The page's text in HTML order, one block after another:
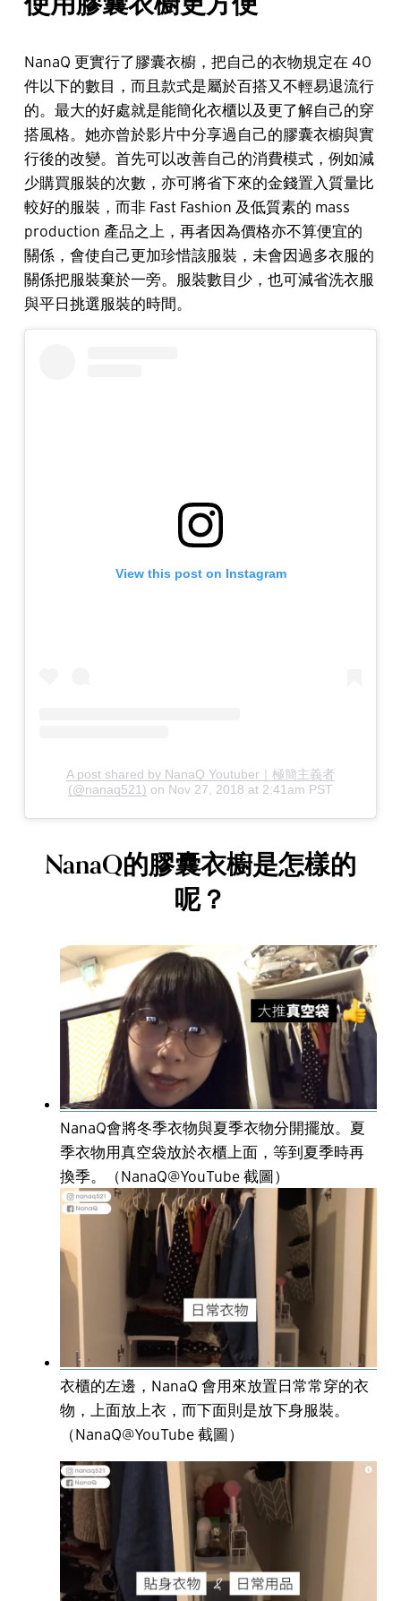
NanaQ 更實行了膠囊衣櫥，把自己的衣物規定在 40
件以下的數目，而且款式是屬於百搭又不輕易退流行
的。最大的好處就是能簡化衣櫃以及更了解自己的穿
搭風格。她亦曾於影片中分享過自己的膠囊衣櫥與實
行後的改變。首先可以改善自己的消費模式，例如減
少購買服裝的次數，亦可將省下來的金錢置入質量比
較好的服裝，而非 Fast Fashion 及低質素的 mass
production 產品之上，再者因為價格亦不算便宜的
關係，會使自己更加珍惜該服裝，未會因過多衣服的
關係把服裝棄於一旁。服裝數目少，也可減省洗衣服
與平日挑選服裝的時間。
View this post on Instagram
A post shared by NanaQ Youtuber｜極簡主義者
(@nanaq521) on Nov 27, 2018 at 2:41am PST
NanaQ的膠囊衣櫥是怎樣的
呢？
NanaQ會將冬季衣物與夏季衣物分開擺放。夏
季衣物用真空袋放於衣櫃上面，等到夏季時再
換季。（NanaQ@YouTube 截圖）
衣櫃的左邊，NanaQ 會用來放置日常常穿的衣
物，上面放上衣，而下面則是放下身服裝。
（NanaQ@YouTube 截圖）